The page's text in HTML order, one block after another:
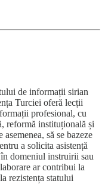
de informații sirian
Turciei oferă lecții
profesional, cu
reformă instituțională și
să se bazeze
a solicita asistență
domeniul instruirii sau
ar contribui la
rezistența statului